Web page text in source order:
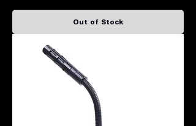
Out of Stock